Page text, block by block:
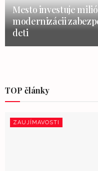
Mesto investuje
modernizácii
deti
TOP články
ZAUJÍMAVOSTI